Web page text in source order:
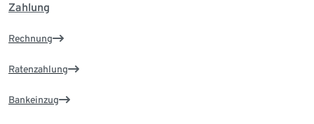
Zahlung
Rechnung
Ratenzahlung
Bankeinzug